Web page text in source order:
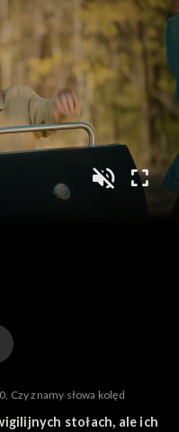
Pytanie na śniadanie
Czy znamy słowa kolęd
stołach, ale ich